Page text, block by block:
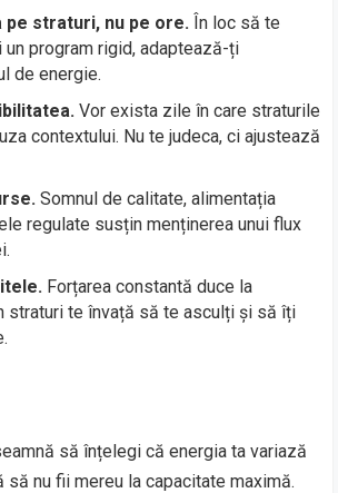
pe straturi, nu pe ore. În loc să te
program rigid, adaptează-ți
de energie.
Vor exista zile în care straturile
contextului. Nu te judeca, ci ajustează
Somnul de calitate, alimentația
regulate susțin menținerea unui flux
Forțarea constantă duce la
straturi te învață să te asculți și să îți
să înțelegi că energia ta variază
nu fii mereu la capacitate maximă.